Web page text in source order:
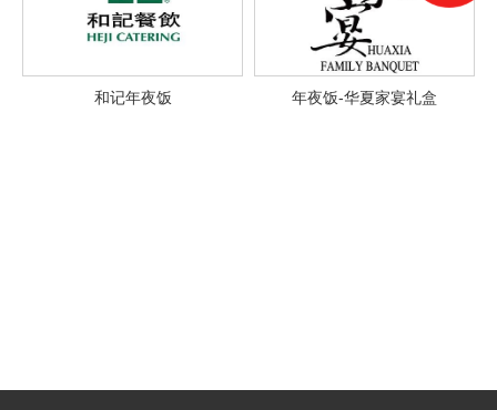
和记年夜饭 年夜饭-华夏家宴礼盒